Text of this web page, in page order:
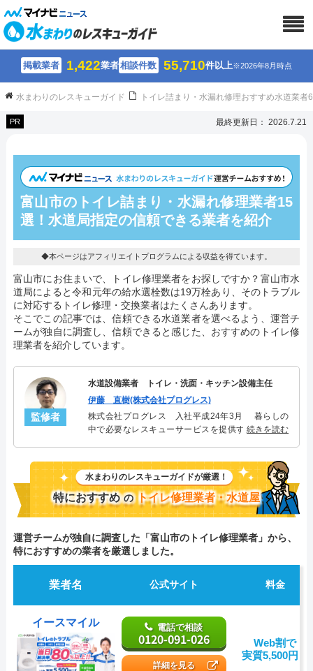
掲載業者 1,422業者相談件数 55,710件以上※2026年8月時点
水まわりのレスキューガイド トイレ詰まり・水漏れ修理おすすめ水道業
PR 最終更新日： 2026.7.21
富山市のトイレ詰まり・水漏れ修理業者15
選！水道局指定の信頼できる業者を紹介
◆本ページはアフィリエイトプログラムによる収益を得ています。
富山市にお住まいで、トイレ修理業者をお探しですか？富山市水
道局によると令和元年の給水選栓数は19万栓あり、そのトラブル
に対応するトイレ修理・交換業者はたくさんあります。
そこでこの記事では、信頼できる水道業者を選べるよう、運営チ
ームが独自に調査し、信頼できると感じた、おすすめのトイレ修
理業者を紹介しています。
監修者
水道設備業者 トイレ・洗面・キッチン設備主任
伊藤 直樹(株式会社プログレス)
株式会社プログレス 入社平成24年3月 暮らしの
中で必要なレスキューサービスを提供する株式会社
トイレ・洗面・キッチン関連のトラブルを解決。多
くのお客様に信頼される「トイレ・洗面・キッチ
ン」のスペシャリスト。
続きを読む
水まわりのレスキューガイドが厳選！
特におすすめ の トイレ修理業者・水道屋
運営チームが独自に調査した「富山市のトイレ修理業者」から、
特におすすめの業者を厳選しました。
業者名 公式サイト 料金
イースマイル 電話で相談
0120-091-026
詳細を見る
Web割で
実質5,500円～